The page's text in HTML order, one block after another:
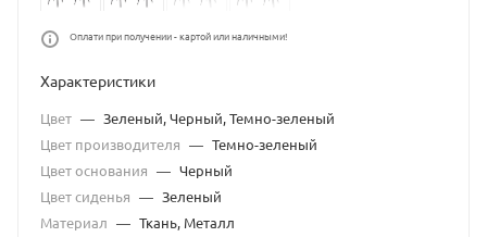
Оплати при получении - картой или наличными!
Характеристики
Цвет — Зеленый, Черный, Темно-зеленый
Цвет производителя — Темно-зеленый
Цвет основания — Черный
Цвет сиденья — Зеленый
Материал — Ткань, Металл